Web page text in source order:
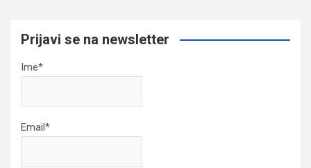
Prijavi se na newsletter
Ime*
Email*